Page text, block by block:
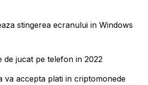
stingerea ecranului in Windows
de jucat pe telefon in 2022
va accepta plati in criptomonede